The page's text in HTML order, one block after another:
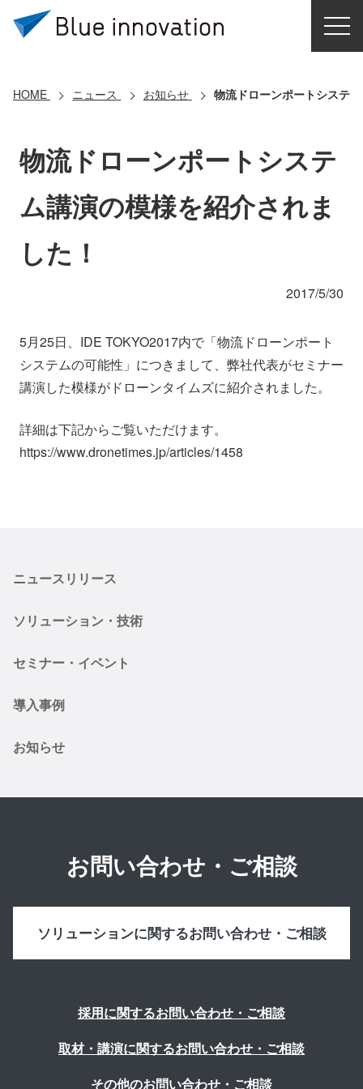
導入事例
コアテクノロジー
会社情報 ニュース
採用情報 資料ダウンロード
HOME ニュース お知らせ 物流ドローンポートシステ
物流ドローンポートシステ
ム講演の模様を紹介されま
した！
2017/5/30
5月25日、IDE TOKYO2017内で「物流ドローンポート
システムの可能性」につきまして、弊社代表がセミナー
講演した模様がドローンタイムズに紹介されました。
詳細は下記からご覧いただけます。
https://www.dronetimes.jp/articles/1458
ニュースリリース
ソリューション・技術
セミナー・イベント
導入事例
お知らせ
お問い合わせ・ご相談
ソリューションに関するお問い合わせ・ご相談
採用に関するお問い合わせ・ご相談
取材・講演に関するお問い合わせ・ご相談
その他のお問い合わせ・ご相談